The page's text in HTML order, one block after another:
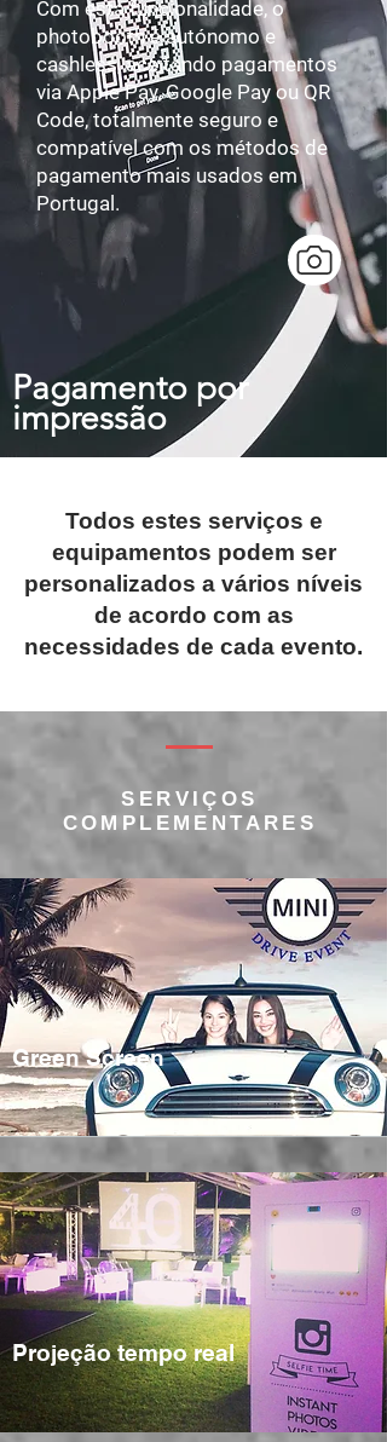
Com esta funcionalidade, o
photobooth é autónomo e
cashless, aceitando pagamentos
via Apple Pay, Google Pay ou QR
Code, totalmente seguro e
compatível com os métodos de
pagamento mais usados em
Portugal.
Pagamento por
impressão
Todos estes serviços e
equipamentos podem ser
personalizados a vários níveis
de acordo com as
necessidades de cada evento.
SERVIÇOS
COMPLEMENTARES
Green Screen
Projeção tempo real